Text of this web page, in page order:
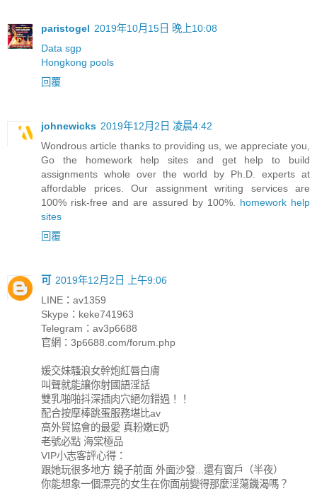
paristogel 2019年10月15日 晚上10:08
Data sgp
Hongkong pools
回覆
johnewicks 2019年12月2日 凌晨4:42
Wondrous article thanks to providing us, we appreciate you,
Go the homework help sites and get help to build
assignments whole over the world by Ph.D. experts at
affordable prices. Our assignment writing services are
100% risk-free and are assured by 100%. homework help
sites
回覆
可
2019年12月2日 上午9:06
LINE：av1359
Skype：keke741963
Telegram：av3p6688
官網：3p6688.com/forum.php
媛交妹騷浪女幹炮紅唇白膚
叫聲就能讓你射國語淫話
雙乳啪啪抖深插肉穴絕勿錯過！！
配合按摩棒跳蛋服務堪比av
高外貿協會的最愛 真粉嫩E奶
老號必點 海棠極品
VIP小志客評心得：
跟她玩很多地方 鏡子前面 外面沙發...還有窗戶（半夜）
你能想象一個漂亮的女生在你面前變得那麼淫蕩饑渴嗎？